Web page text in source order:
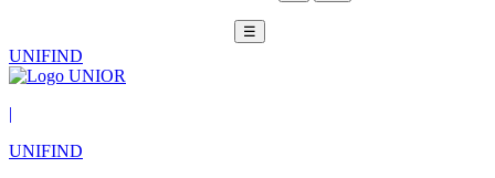
☰
UNIFIND
|
UNIFIND